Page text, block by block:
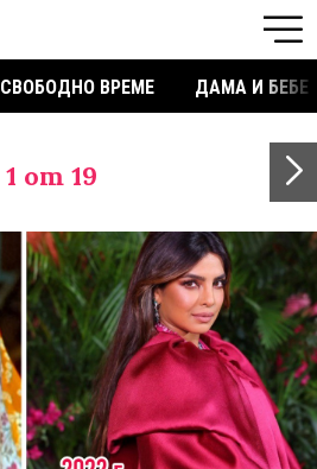
СВОБОДНО ВРЕМЕ ДАМА И БЕБЕ
1 от 19